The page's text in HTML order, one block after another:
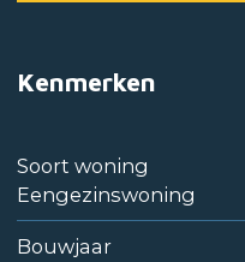
Kenmerken
Soort woning
Eengezinswoning
Bouwjaar